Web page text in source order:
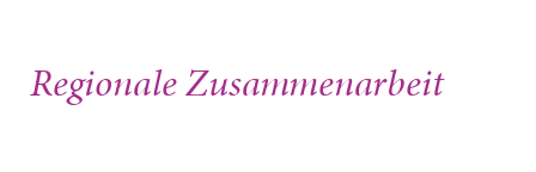
Regionale Zusammenarbeit